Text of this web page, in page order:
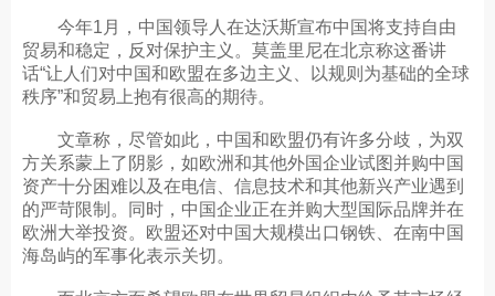
今年1月，中国领导人在达沃斯宣布中国将支持自由
贸易和稳定，反对保护主义。莫盖里尼在北京称这番讲
话“让人们对中国和欧盟在多边主义、以规则为基础的全球
秩序”和贸易上抱有很高的期待。
文章称，尽管如此，中国和欧盟仍有许多分歧，为双
方关系蒙上了阴影，如欧洲和其他外国企业试图并购中国
资产十分困难以及在电信、信息技术和其他新兴产业遇到
的严苛限制。同时，中国企业正在并购大型国际品牌并在
欧洲大举投资。欧盟还对中国大规模出口钢铁、在南中国
海岛屿的军事化表示关切。